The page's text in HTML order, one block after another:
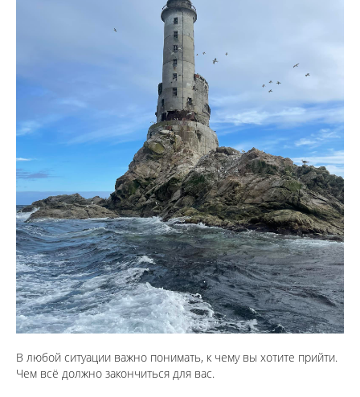
В любой ситуации важно понимать, к чему вы хотите прийти.
Чем всё должно закончиться для вас.